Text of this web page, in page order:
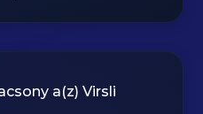
a(z) Virsli